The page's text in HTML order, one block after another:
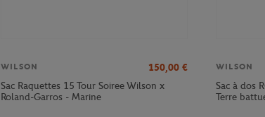
WILSON 150,00 €
Sac Raquettes 15 Tour Soiree Wilson x
Roland-Garros - Marine
WILSON
Sac à dos
Terre